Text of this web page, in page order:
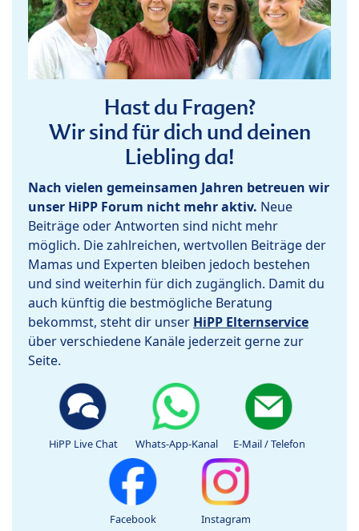
Hast du Fragen?
Wir sind für dich und deinen
Liebling da!
Nach vielen gemeinsamen Jahren betreuen wir
unser HiPP Forum nicht mehr aktiv. Neue
Beiträge oder Antworten sind nicht mehr
möglich. Die zahlreichen, wertvollen Beiträge der
Mamas und Experten bleiben jedoch bestehen
und sind weiterhin für dich zugänglich. Damit du
auch künftig die bestmögliche Beratung
bekommst, steht dir unser HiPP Elternservice
über verschiedene Kanäle jederzeit gerne zur
Seite.
HiPP Live Chat Whats-App-Kanal E-Mail / Telefon
Facebook Instagram